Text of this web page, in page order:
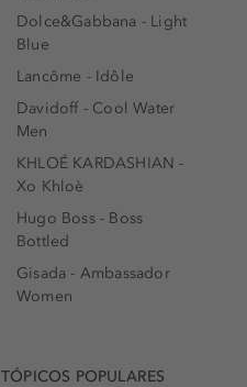
Dolce&Gabbana - Light
Blue
Lancôme - Idôle
Davidoff - Cool Water
Men
KHLOÉ KARDASHIAN -
Xo Khloè
Hugo Boss - Boss
Bottled
Gisada - Ambassador
Women
TÓPICOS POPULARES